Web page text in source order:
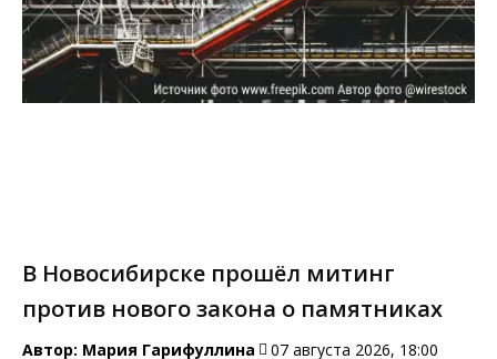
В Новосибирске прошёл митинг
против нового закона о памятниках
Автор: Мария Гарифуллина 07 августа 2026, 18:00